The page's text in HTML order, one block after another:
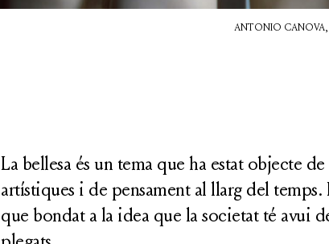
ANTONIO CANOVA,
La bellesa és un tema que ha estat objecte
artístiques i de pensament al llarg del
que bondat a la idea que la societat té avui